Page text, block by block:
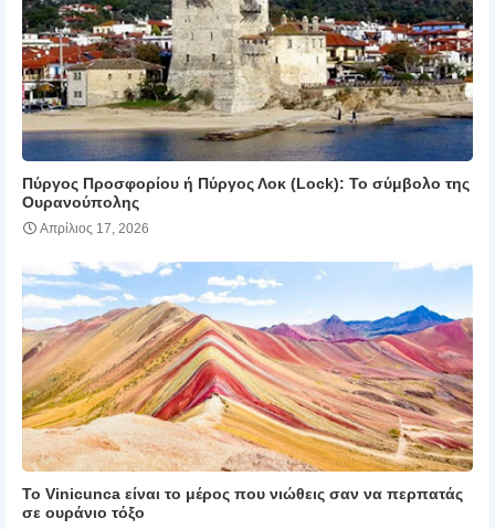
Πύργος Προσφορίου ή Πύργος Λοκ (Lock): Το σύμβολο της
Ουρανούπολης
Απρίλιος 17, 2026
Το Vinicunca είναι το μέρος που νιώθεις σαν να περπατάς
σε ουράνιο τόξο